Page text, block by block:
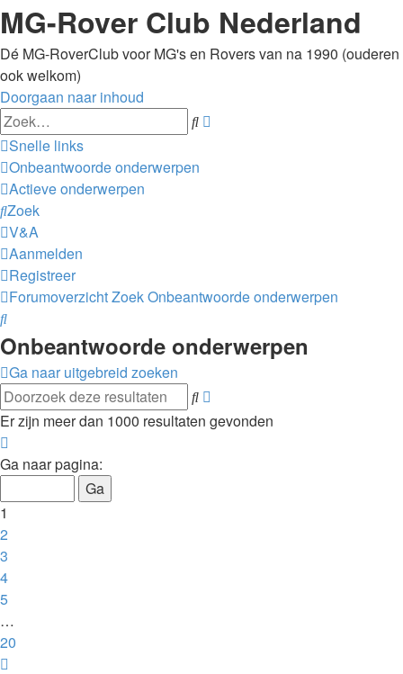
MG-Rover Club Nederland
Dé MG-RoverClub voor MG's en Rovers van na 1990 (ouderen
ook welkom)
Doorgaan naar inhoud
Zoek
Snelle links
Onbeantwoorde onderwerpen
Actieve onderwerpen
Zoek
V&A
Aanmelden
Registreer
ForumoverzichtZoekOnbeantwoorde onderwerpen
Zoek
Onbeantwoorde onderwerpen
Ga naar uitgebreid zoeken
Zoek
zoeken
Er zijn meer dan 1000 resultaten gevonden
1
20
Ga naar pagina:
1
2
3
4
5
…
20